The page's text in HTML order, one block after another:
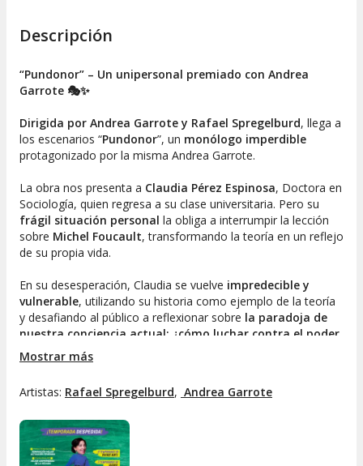
Descripción
“Pundonor” – Un unipersonal premiado con Andrea
Garrote 🎭✨
Dirigida por Andrea Garrote y Rafael Spregelburd, llega a
los escenarios “Pundonor”, un monólogo imperdible
protagonizado por la misma Andrea Garrote.
La obra nos presenta a Claudia Pérez Espinosa, Doctora en
Sociología, quien regresa a su clase universitaria. Pero su
frágil situación personal la obliga a interrumpir la lección
sobre Michel Foucault, transformando la teoría en un reflejo
de su propia vida.
En su desesperación, Claudia se vuelve impredecible y
vulnerable, utilizando su historia como ejemplo de la teoría
y desafiando al público a reflexionar sobre la paradoja de
nuestra conciencia actual: ¿cómo luchar contra el poder
si somos parte de él?
albedríoy las consecuencias de perder el “punto de honor
hará pensar, sentir y cuestionarte todo lo que creías saber.
Mostrar más
Artistas: Rafael Spregelburd, Andrea Garrote